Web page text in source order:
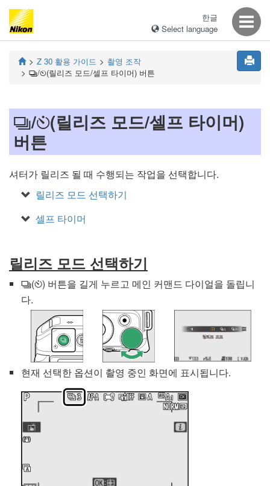
한글
Select language
Z 30 활용 가이드 촬영 조작
c/E(릴리즈 모드/셀프 타이머) 버튼
c/E(릴리즈 모드/셀프 타이머)
버튼
셔터가 릴리즈 될 때 수행되는 작업을 선택합니다.
릴리즈 모드 선택하기
셀프 타이머
릴리즈 모드 선택하기
c(E) 버튼을 길게 누르고 메인 커맨드 다이얼을 돌립니
다.
현재 선택한 옵션이 촬영 중인 화면에 표시됩니다.